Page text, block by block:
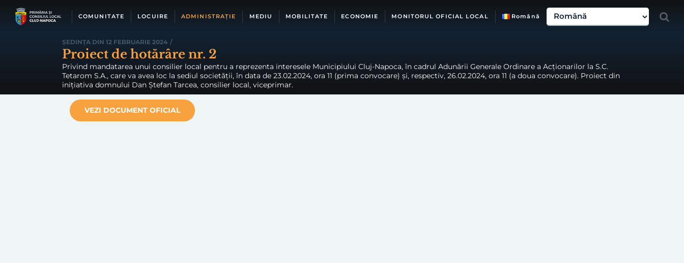
COMUNITATE LOCUIRE ADMINISTRAȚIE MEDIU MOBILITATE ECONOMIE MONITORUL OFICIAL LOCAL Română
ȘEDINȚA DIN 12 FEBRUARIE 2024 /
Proiect de hotărâre nr. 2
Privind mandatarea unui consilier local pentru a reprezenta interesele Municipiului Cluj-Napoca, în cadrul Adunării Generale Ordinare a Acționarilor la S.C.
Tetarom S.A., care va avea loc la sediul societății, în data de 23.02.2024, ora 11 (prima convocare) și, respectiv, 26.02.2024, ora 11 (a doua convocare). Proiect din
inițiativa domnului Dan Ștefan Tarcea, consilier local, viceprimar.
VEZI DOCUMENT OFICIAL